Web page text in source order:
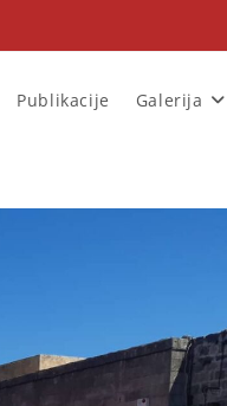
Publikacije Galerija